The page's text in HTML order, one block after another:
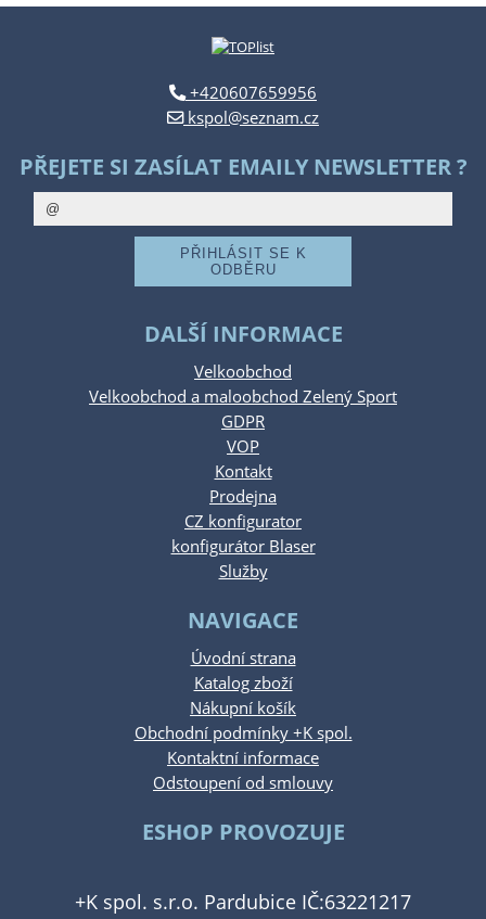
+420607659956
kspol@seznam.cz
PŘEJETE SI ZASÍLAT EMAILY NEWSLETTER ?
DALŠÍ INFORMACE
Velkoobchod
Velkoobchod a maloobchod Zelený Sport
GDPR
VOP
Kontakt
Prodejna
CZ konfigurator
konfigurátor Blaser
Služby
NAVIGACE
Úvodní strana
Katalog zboží
Nákupní košík
Obchodní podmínky +K spol.
Kontaktní informace
Odstoupení od smlouvy
ESHOP PROVOZUJE
+K spol. s.r.o. Pardubice IČ:63221217